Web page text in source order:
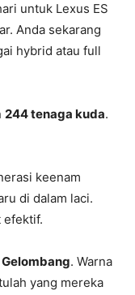
untuk Lexus ES
Anda sekarang
hybrid atau full
244 tenaga kuda.
keenam
di dalam laci.
efektif.
. Warna
yang mereka